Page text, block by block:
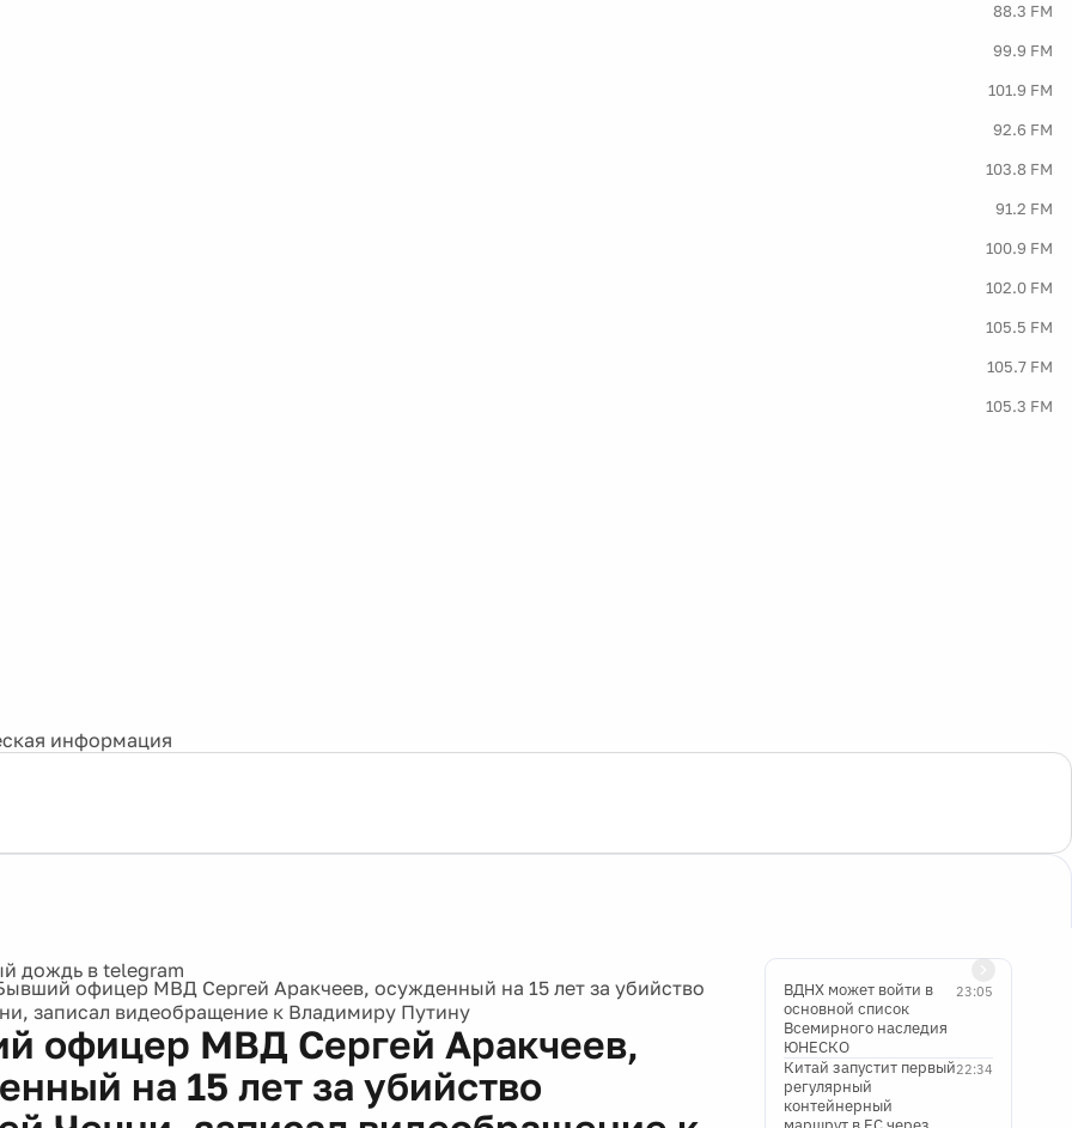
88.3 FM
99.9 FM
101.9 FM
92.6 FM
103.8 FM
91.2 FM
100.9 FM
102.0 FM
105.5 FM
105.7 FM
105.3 FM
информация
офицер МВД Сергей Аракчеев, осужденный на 15 лет за убийство
записал видеобращение к Владимиру Путину
офицер МВД Сергей Аракчеев,
на 15 лет за убийство
23:05
ВДНХ может войти в
основной список
Всемирного наследия
ЮНЕСКО
22:34
Китай запустит первый
регулярный
контейнерный